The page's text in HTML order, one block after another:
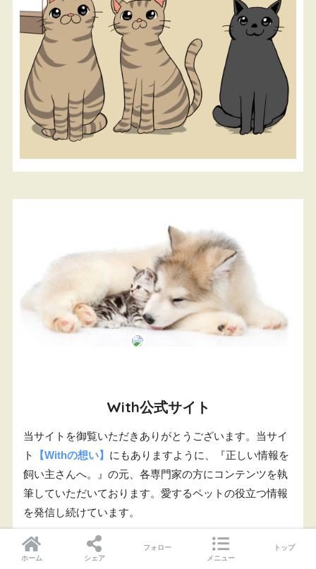
With公式サイト
当サイトを御覧いただきありがとうございます。当サイ
ト
【Withの想い】 にもありますように、『正しい情報を
飼い主さんへ。』の元、各専門家の方にコンテンツを執
筆していただいております。愛するペットの役立つ情報
を発信し続けています。
ホーム シェア
フォロー
メニュー
トップ